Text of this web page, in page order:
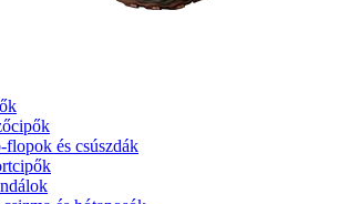
és csúszdák